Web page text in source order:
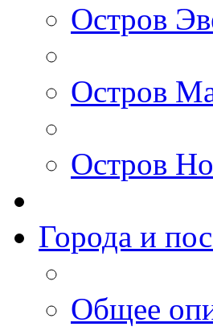
Остров
Остров
Остров
Города и
Общее